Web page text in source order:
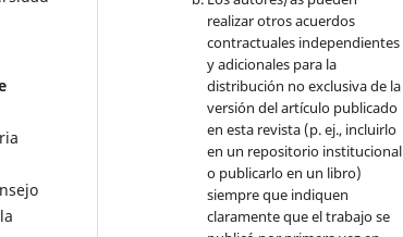
realizar otros acuerdos
contractuales independientes
y adicionales para la
distribución no exclusiva de la
versión del artículo publicado
en esta revista (p. ej., incluirlo
en un repositorio institucional
o publicarlo en un libro)
siempre que indiquen
claramente que el trabajo se